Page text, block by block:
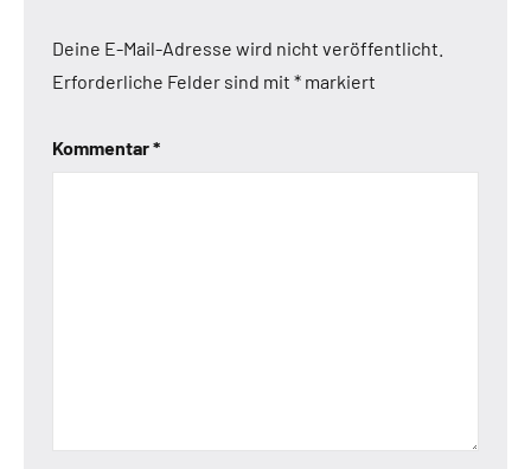
Deine E-Mail-Adresse wird nicht veröffentlicht.
Erforderliche Felder sind mit * markiert
Kommentar*